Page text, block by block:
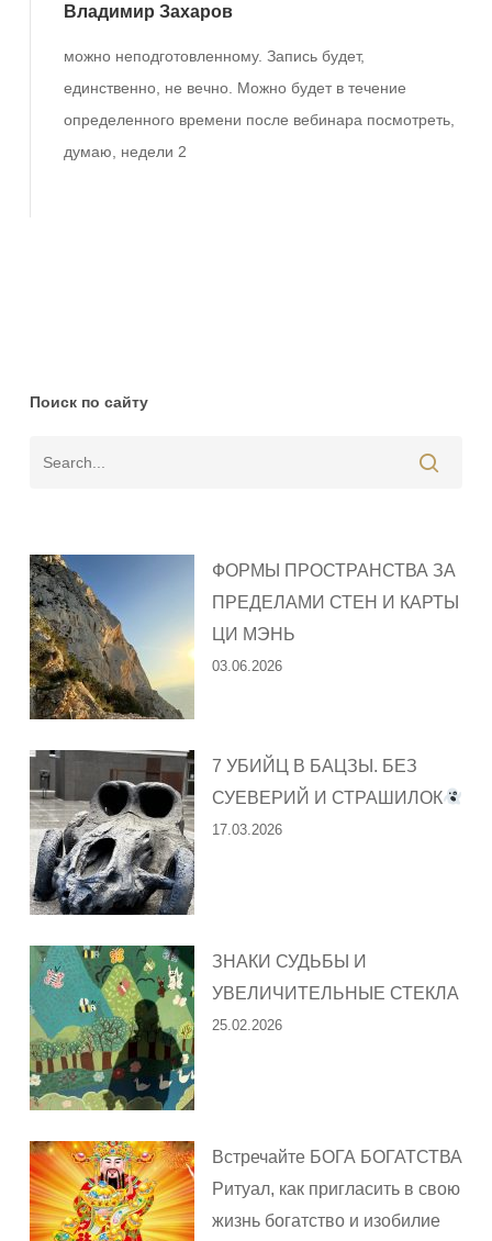
Владимир Захаров
можно неподготовленному. Запись будет,
единственно, не вечно. Можно будет в течение
определенного времени после вебинара посмотреть,
думаю, недели 2
Поиск по сайту
ФОРМЫ ПРОСТРАНСТВА ЗА
ПРЕДЕЛАМИ СТЕН И КАРТЫ
ЦИ МЭНЬ
03.06.2026
7 УБИЙЦ В БАЦЗЫ. БЕЗ
СУЕВЕРИЙ И СТРАШИЛОК
17.03.2026
ЗНАКИ СУДЬБЫ И
УВЕЛИЧИТЕЛЬНЫЕ СТЕКЛА
25.02.2026
Встречайте БОГА БОГАТСТВА
Ритуал, как пригласить в свою
жизнь богатство и изобилие